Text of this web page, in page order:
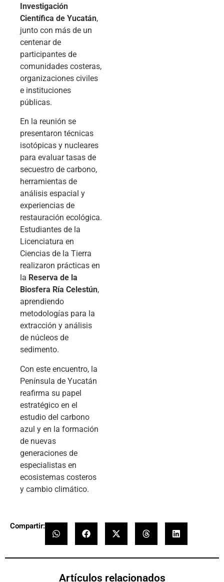
Investigación
Científica de Yucatán,
junto con más de un
centenar de
participantes de
comunidades costeras,
organizaciones civiles
e instituciones
públicas.
En la reunión se
presentaron técnicas
isotópicas y nucleares
para evaluar tasas de
secuestro de carbono,
herramientas de
análisis espacial y
experiencias de
restauración ecológica.
Estudiantes de la
Licenciatura en
Ciencias de la Tierra
realizaron prácticas en
la Reserva de la
Biosfera Ría Celestún,
aprendiendo
metodologías para la
extracción y análisis
de núcleos de
sedimento.
Con este encuentro, la
Península de Yucatán
reafirma su papel
estratégico en el
estudio del carbono
azul y en la formación
de nuevas
generaciones de
especialistas en
ecosistemas costeros
y cambio climático.
Compartir:
Artículos relacionados